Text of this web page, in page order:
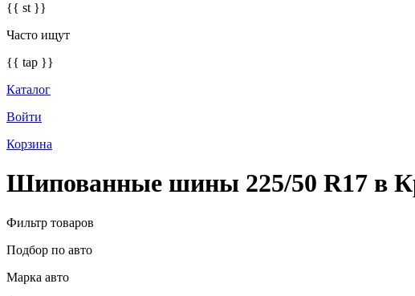
{{ st }}
Часто ищут
{{ tap }}
Каталог
Войти
Корзина
Шипованные шины 225/50 R17 в
Фильтр товаров
Подбор по авто
Марка авто